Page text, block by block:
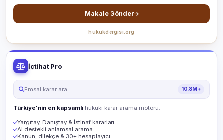
Makale Gönder
hukukdergisi.org
İçtihat Pro
Emsal karar ara… 10.8M+
Türkiye'nin en kapsamlı hukuki karar arama motoru.
Yargıtay, Danıştay & İstinaf kararları
AI destekli anlamsal arama
Kanun, dilekçe & 30+ hesaplayıcı